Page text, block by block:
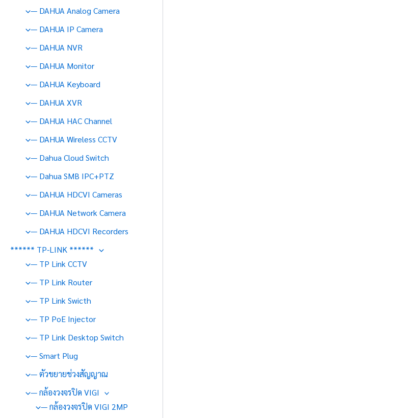
— DAHUA Analog Camera
— DAHUA IP Camera
— DAHUA NVR
— DAHUA Monitor
— DAHUA Keyboard
— DAHUA XVR
— DAHUA HAC Channel
— DAHUA Wireless CCTV
— Dahua Cloud Switch
— Dahua SMB IPC+PTZ
— DAHUA HDCVI Cameras
— DAHUA Network Camera
— DAHUA HDCVI Recorders
****** TP-LINK ******
— TP Link CCTV
— TP Link Router
— TP Link Swicth
— TP PoE Injector
— TP Link Desktop Switch
— Smart Plug
— ตัวขยายช่วงสัญญาณ
— กล้องวงจรปิด VIGI
— กล้องวงจรปิด VIGI 2MP